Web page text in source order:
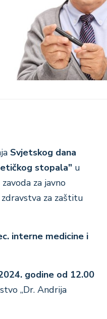
Svjetskog dana
stopala" u
za javno
za zaštitu
interne medicine i
godine od 12.00
„Dr. Andrija